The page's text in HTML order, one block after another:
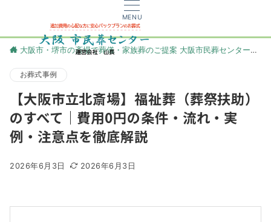
MENU
大阪市・堺市の斎場で葬儀・家族葬のご提案 大阪市民葬センター
お葬式事例
【大阪市立北斎場】福祉葬（葬祭扶助）
のすべて｜費用0円の条件・流れ・実
例・注意点を徹底解説
2026年6月3日 2026年6月3日